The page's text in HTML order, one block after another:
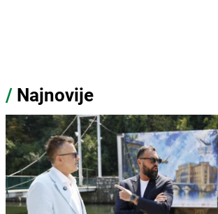
/ Najnovije